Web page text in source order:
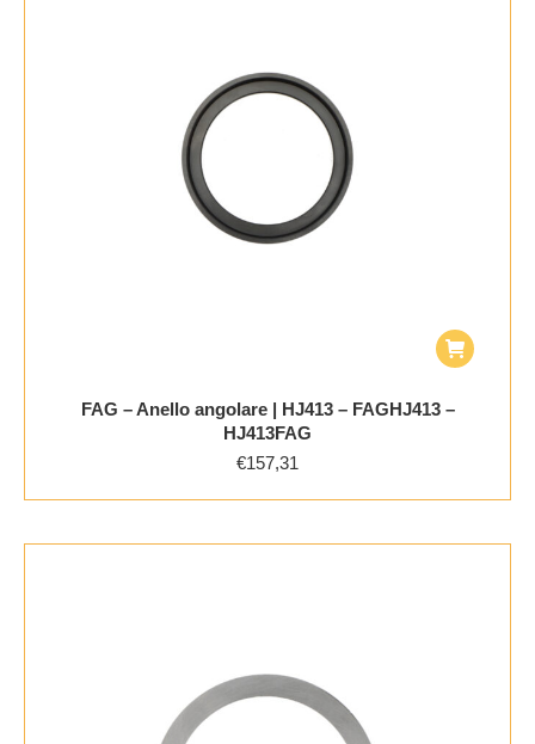
FAG – Anello angolare | HJ413 – FAGHJ413 –
HJ413FAG
€157,31